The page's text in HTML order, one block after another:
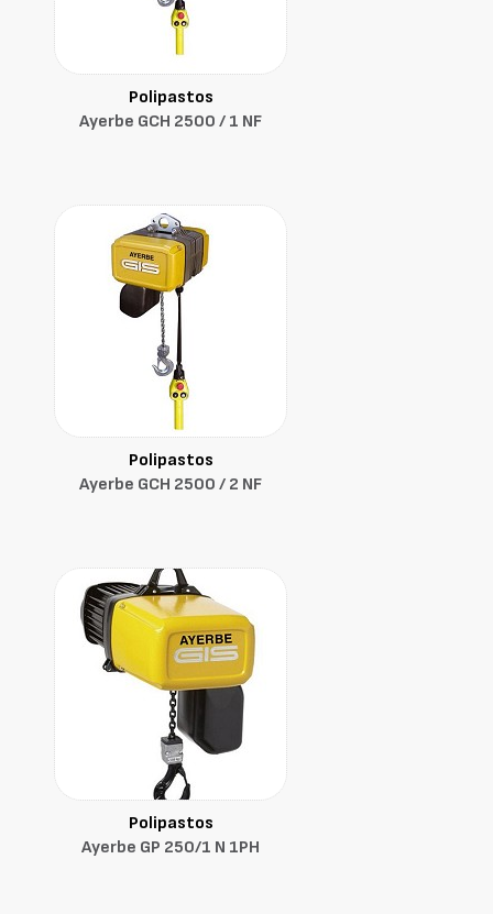
Polipastos
Ayerbe GCH 2500 / 1 NF
Polipastos
Ayerbe GCH 2500 / 2 NF
Polipastos
Ayerbe GP 250/1 N 1PH